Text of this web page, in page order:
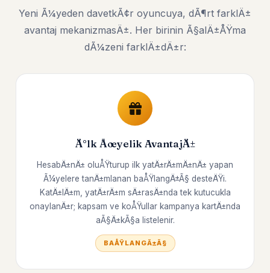
Yeni Ã¼yeden davetkÃ¢r oyuncuya, dÃ¶rt farklÄ±
avantaj mekanizmasÄ±. Her birinin Ã§alÄ±ÅŸma
dÃ¼zeni farklÄ±dÄ±r:
Ä°lk Ãœyelik AvantajÄ±
HesabÄ±nÄ± oluÅŸturup ilk yatÄ±rÄ±mÄ±nÄ± yapan
Ã¼yelere tanÄ±mlanan baÅŸlangÄ±Ã§ desteÄŸi.
KatÄ±lÄ±m, yatÄ±rÄ±m sÄ±rasÄ±nda tek kutucukla
onaylanÄ±r; kapsam ve koÅŸullar kampanya kartÄ±nda
aÃ§Ä±kÃ§a listelenir.
BAÅŸLANGÄ±Ã§